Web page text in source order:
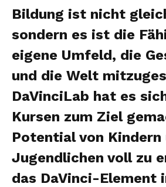
Bildung ist nicht
sondern es ist die
eigene Umfeld, die
und die Welt
DaVinciLab hat es
Kursen zum Ziel
Potential von Kindern
Jugendlichen voll zu
das DaVinci-Element